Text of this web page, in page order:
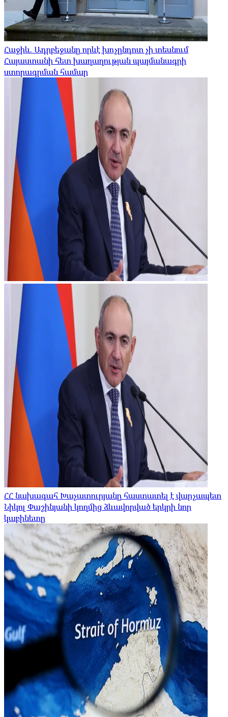
Հաջիև. Ադրբեջանը որևէ խոչընդոտ չի տեսնում
Հայաստանի հետ խաղաղության պայմանագրի
ստորագրման համար
ՀՀ նախագահ Խաչատուրյանը հաստատել է վարչապետ
Նիկոլ Փաշինյանի կողմից ձևավորված երկրի նոր
կաբինետը